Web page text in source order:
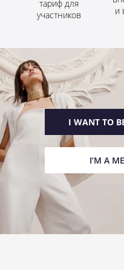
тариф для
участников
и
I WANT TO
I’M A